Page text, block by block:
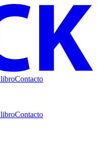
Contacto
Contacto